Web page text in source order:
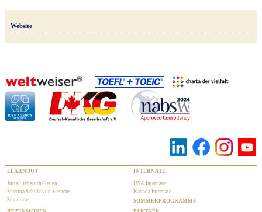
Website
LEARNOUT
Jutta Lieberoth-Leden
Martina Schulz von Siemens
Standorte
INTERNATE
USA Internate
Kanada Internate
SOMMERPROGRAMME